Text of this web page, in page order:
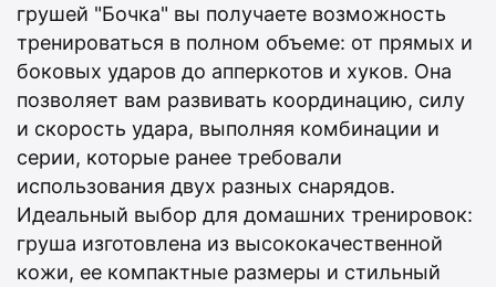
грушей "Бочка" вы получаете возможность
тренироваться в полном объеме: от прямых и
боковых ударов до апперкотов и хуков. Она
позволяет вам развивать координацию, силу
и скорость удара, выполняя комбинации и
серии, которые ранее требовали
использования двух разных снарядов.
Идеальный выбор для домашних тренировок:
груша изготовлена из высококачественной
кожи, ее компактные размеры и стильный